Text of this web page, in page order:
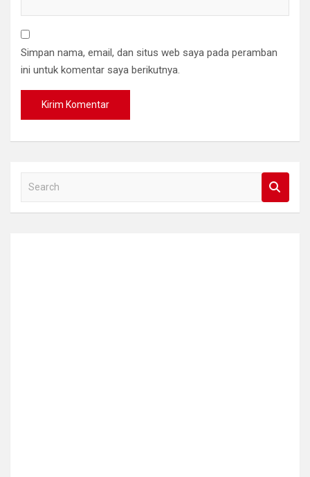
Simpan nama, email, dan situs web saya pada peramban
ini untuk komentar saya berikutnya.
a